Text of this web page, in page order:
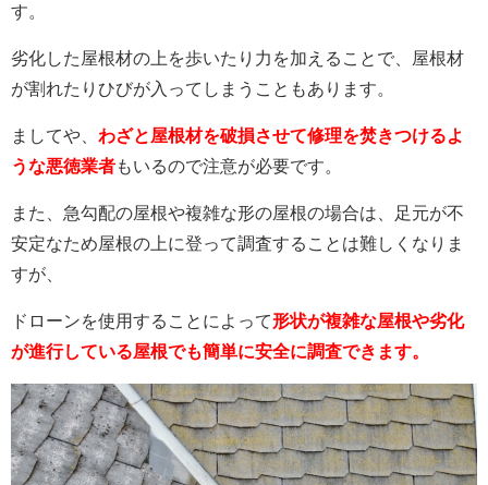
す。
劣化した屋根材の上を歩いたり力を加えることで、屋根材
が割れたりひびが入ってしまうこともあります。
ましてや、 わざと屋根材を破損させて修理を焚きつけるよ
うな悪徳業者もいるので注意が必要です。
また、急勾配の屋根や複雑な形の屋根の場合は、足元が不
安定なため屋根の上に登って調査することは難しくなりま
すが、
ドローンを使用することによって形状が複雑な屋根や劣化
が進行している屋根でも簡単に安全に調査できます。